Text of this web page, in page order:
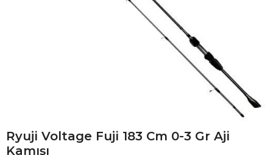
Ryuji Voltage Fuji 183 Cm 0-3 Gr Aji
Kamışı